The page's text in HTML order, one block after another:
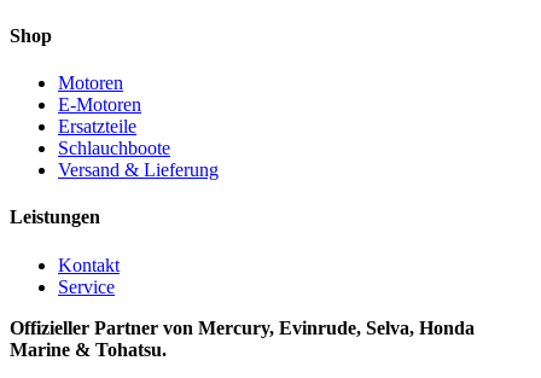
Shop
Motoren
E-Motoren
Ersatzteile
Schlauchboote
Versand & Lieferung
Leistungen
Kontakt
Service
Offizieller Partner von Mercury, Evinrude, Selva, Honda
Marine & Tohatsu.